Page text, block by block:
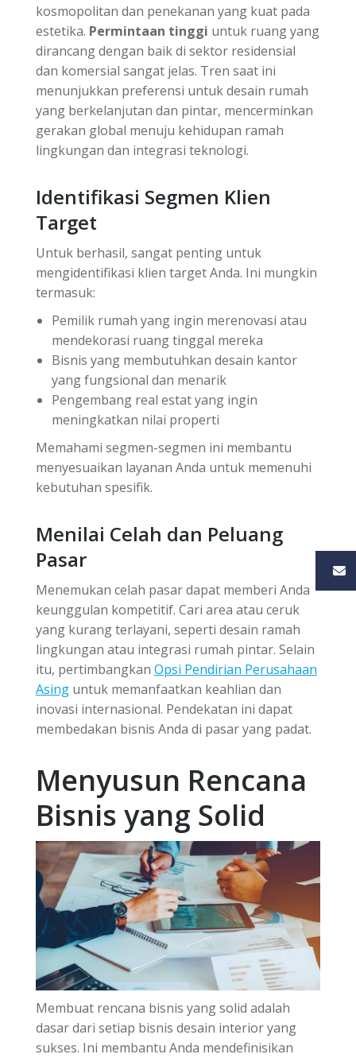
kosmopolitan dan penekanan yang kuat pada
estetika. Permintaan tinggi untuk ruang yang
dirancang dengan baik di sektor residensial
dan komersial sangat jelas. Tren saat ini
menunjukkan preferensi untuk desain rumah
yang berkelanjutan dan pintar, mencerminkan
gerakan global menuju kehidupan ramah
lingkungan dan integrasi teknologi.
Identifikasi Segmen Klien
Target
Untuk berhasil, sangat penting untuk
mengidentifikasi klien target Anda. Ini mungkin
termasuk:
Pemilik rumah yang ingin merenovasi atau
mendekorasi ruang tinggal mereka
Bisnis yang membutuhkan desain kantor
yang fungsional dan menarik
Pengembang real estat yang ingin
meningkatkan nilai properti
Memahami segmen-segmen ini membantu
menyesuaikan layanan Anda untuk memenuhi
kebutuhan spesifik.
Menilai Celah dan Peluang
Pasar
Menemukan celah pasar dapat memberi Anda
keunggulan kompetitif. Cari area atau ceruk
yang kurang terlayani, seperti desain ramah
lingkungan atau integrasi rumah pintar. Selain
itu, pertimbangkan Opsi Pendirian Perusahaan
Asinguntuk memanfaatkan keahlian dan
inovasi internasional. Pendekatan ini dapat
membedakan bisnis Anda di pasar yang padat.
Menyusun Rencana
Bisnis yang Solid
Membuat rencana bisnis yang solid adalah
dasar dari setiap bisnis desain interior yang
sukses. Ini membantu Anda mendefinisikan